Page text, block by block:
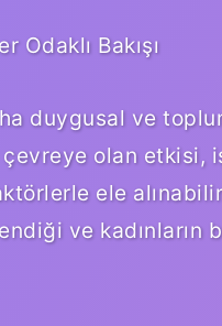
Odaklı Bakışı
duygusal ve
olan etkisi,
ele
ve kadınların